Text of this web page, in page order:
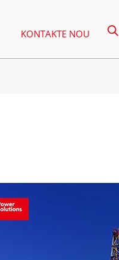
SERI S 275-880KVA
KONTAKTE NOU